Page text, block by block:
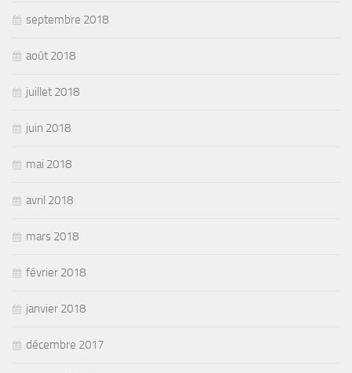
septembre 2018
août 2018
juillet 2018
juin 2018
mai 2018
avril 2018
mars 2018
février 2018
janvier 2018
décembre 2017